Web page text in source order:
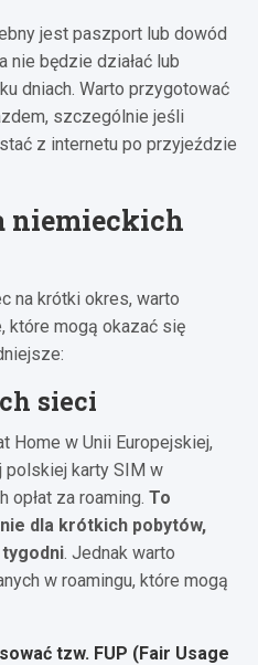
jest paszport lub dowód
nie będzie działać lub
dniach. Warto przygotować
szczególnie jeśli
z internetu po przyjeździe
niemieckich
na krótki okres, warto
które mogą okazać się
sieci
Home w Unii Europejskiej,
karty SIM w
opłat za roaming. To
dla krótkich pobytów,
. Jednak warto
w roamingu, które mogą
tzw. FUP (Fair Usage